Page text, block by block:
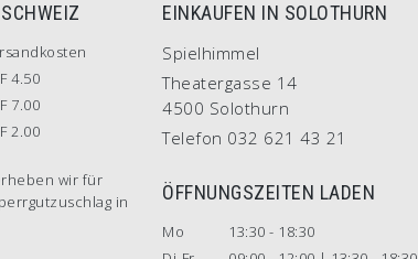
4.50
7.00
2.00
wir für
in
EINKAUFEN IN SOLOTHURN
Spielhimmel
Theatergasse 14
4500 Solothurn
Telefon 032 621 43 21
ÖFFNUNGSZEITEN LADEN
Mo
13:30 - 18:30